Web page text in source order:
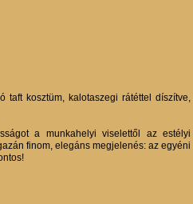
taft kosztüm, kalotaszegi rátéttel díszítve,
a munkahelyi viselettől az estélyi
finom, elegáns megjelenés: az egyéni